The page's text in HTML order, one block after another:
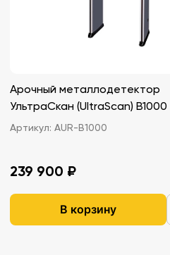
Арочный металлодетектор
УльтраСкан (UltraScan) B1000
Артикул: AUR-B1000
239 900 ₽
В корзину